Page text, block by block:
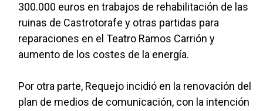
300.000 euros en trabajos de rehabilitación de las
ruinas de Castrotorafe y otras partidas para
reparaciones en el Teatro Ramos Carrión y
aumento de los costes de la energía.
Por otra parte, Requejo incidió en la renovación del
plan de medios de comunicación, con la intención